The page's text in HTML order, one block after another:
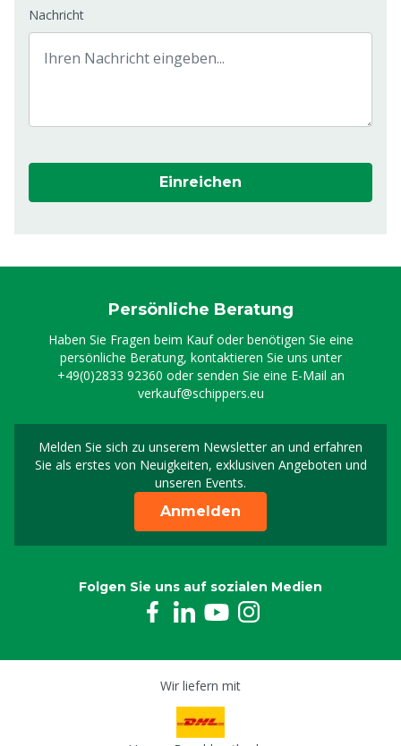
Nachricht
Einreichen
Persönliche Beratung
Haben Sie Fragen beim Kauf oder benötigen Sie eine
persönliche Beratung, kontaktieren Sie uns unter
+49(0)2833 92360 oder senden Sie eine E-Mail an
verkauf@schippers.eu
Melden Sie sich zu unserem Newsletter an und erfahren
Sie als erstes von Neuigkeiten, exklusiven Angeboten und
unseren Events.
Melden Sie sich für
Anmelden
Folgen Sie uns auf sozialen Medien
Wir liefern mit